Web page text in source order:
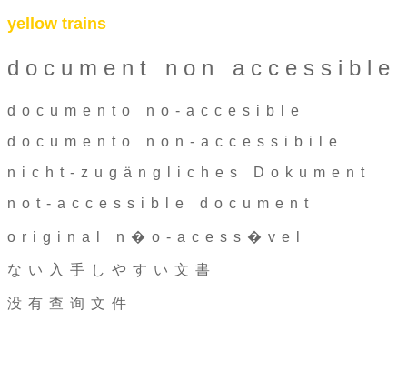
yellow trains
document non accessible
documento no-accesible
documento non-accessibile
nicht-zugängliches Dokument
not-accessible document
original n�o-acess�vel
ない入手しやすい文書
没有查询文件